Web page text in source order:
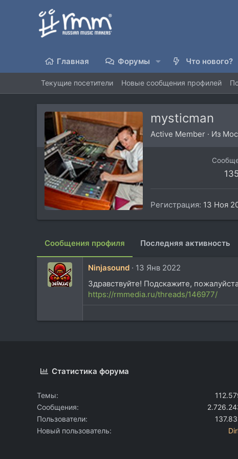
Главная Форумы Что нового?
Текущие посетители Новые сообщения профилей
mysticman
Active Member · Из
135
Регистрация 13 Ноя
Сообщения профиля Последняя активность
Ninjasound
13 Янв 2022
Здравствуйте! Подскажите,
https://rmmedia.ru/threads/146977/
Статистика форума
Темы
Сообщения
Пользователи
Новый пользователь